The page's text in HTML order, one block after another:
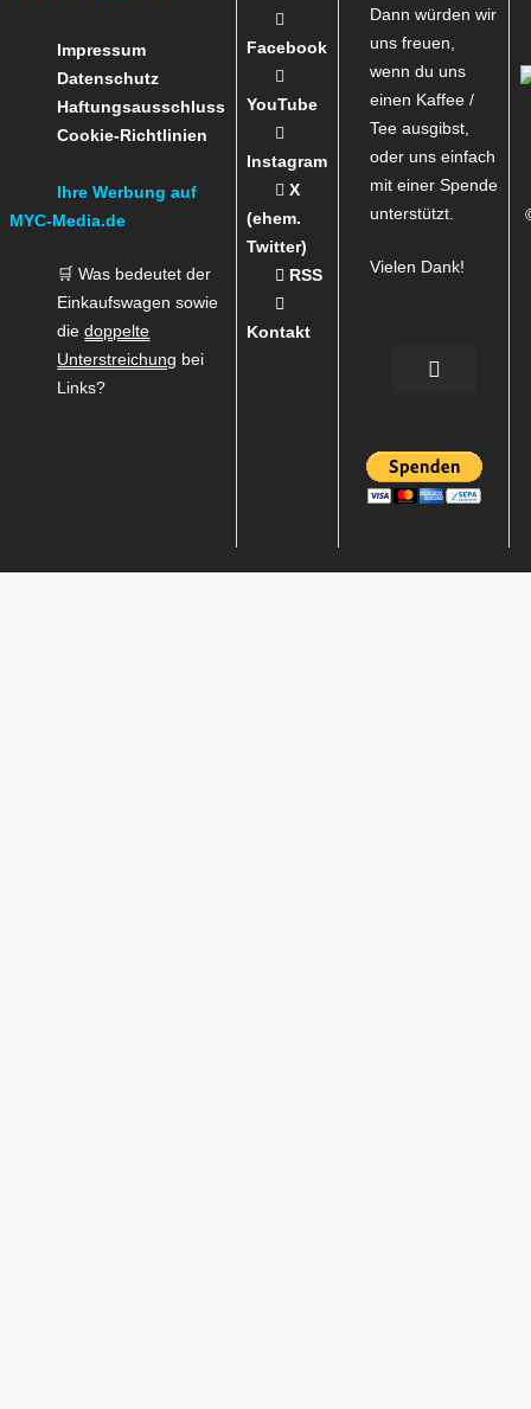
Impressum
Datenschutz
Haftungsausschluss
Cookie-Richtlinien
Ihre Werbung auf
MYC-Media.de
🛒 Was bedeutet der
Einkaufswagen sowie
diedoppelte
Unterstreichung bei
Links?
Facebook
YouTube
Instagram
X
(ehem.
Twitter)
RSS
Kontakt
Dann würden wir
uns freuen,
wenn du uns
einen Kaffee /
Tee ausgibst,
oder uns einfach
mit einer Spende
unterstützt.
Vielen Dank!